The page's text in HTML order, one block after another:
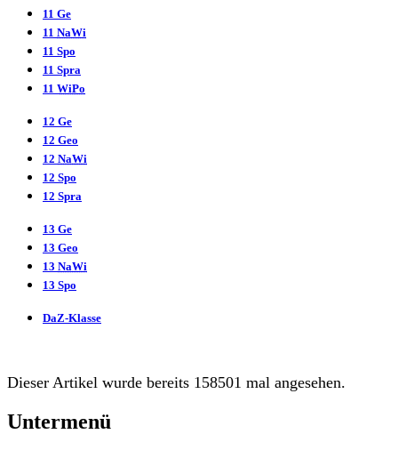
11 Ge
11 NaWi
11 Spo
11 Spra
11 WiPo
12 Ge
12 Geo
12 NaWi
12 Spo
12 Spra
13 Ge
13 Geo
13 NaWi
13 Spo
DaZ-Klasse
Dieser Artikel wurde bereits 158501 mal angesehen.
Untermenü